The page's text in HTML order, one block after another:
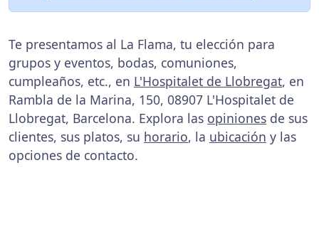
Te presentamos al La Flama, tu elección para
grupos y eventos, bodas, comuniones,
cumpleaños, etc., en L'Hospitalet de Llobregat, en
Rambla de la Marina, 150, 08907 L'Hospitalet de
Llobregat, Barcelona. Explora las opiniones de sus
clientes, sus platos, su horario, la ubicación y las
opciones de contacto.